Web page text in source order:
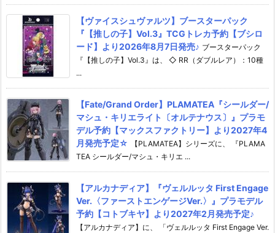
【ヴァイスシュヴァルツ】ブースターパック
『【推しの子】Vol.3』TCGトレカ予約【ブシロ
ード】より2026年8月7日発売♪ ブースターパック
『【推しの子】Vol.3』は、 ◇ RR（ダブルレア）：10種
...
【Fate/Grand Order】PLAMATEA『シールダー/
マシュ・キリエライト〔オルテナウス〕』プラモ
デル予約【マックスファクトリー】より2027年4
月発売予定☆
【PLAMATEA】シリーズに、 『PLAMA
TEA シールダー/マシュ・キリエ ...
【アルカナディア】『ヴェルルッタ First Engage
Ver.〈ファーストエンゲージVer.〉』プラモデル
予約【コトブキヤ】より2027年2月発売予定♪
【アルカナディア】に、 「ヴェルルッタ First Engage Ver.